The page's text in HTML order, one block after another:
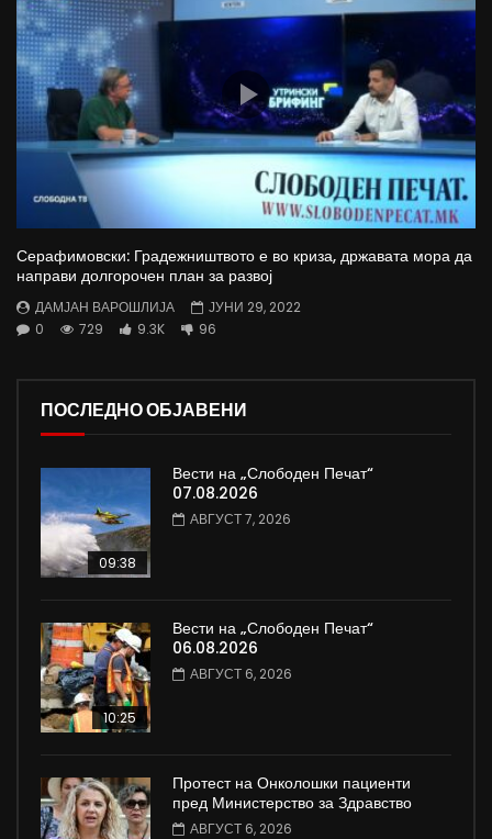
Серафимовски: Градежништвото е во криза, државата мора да
направи долгорочен план за развој
ДАМЈАН ВАРОШЛИЈА
ЈУНИ 29, 2022
0
729 9.3K 96
ПОСЛЕДНО ОБЈАВЕНИ
09:38
Вести на „Слободен Печат“
07.08.2026
АВГУСТ 7, 2026
10:25
Вести на „Слободен Печат“
06.08.2026
АВГУСТ 6, 2026
Протест на Онколошки пациенти
пред Министерство за Здравство
АВГУСТ 6, 2026